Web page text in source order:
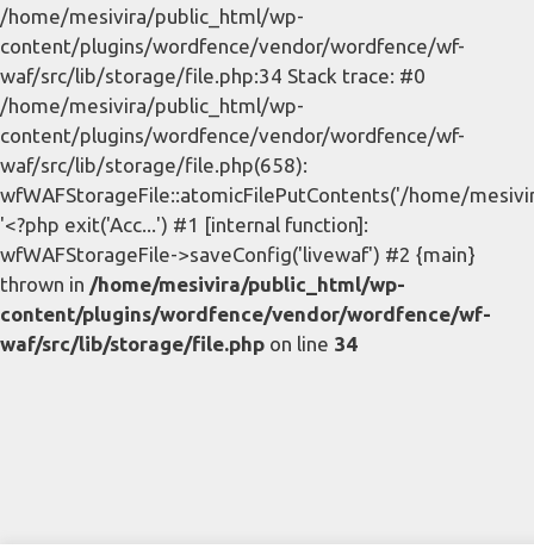
/home/mesivira/public_html/wp-
content/plugins/wordfence/vendor/wordfence/wf-
waf/src/lib/storage/file.php:34 Stack trace: #0
/home/mesivira/public_html/wp-
content/plugins/wordfence/vendor/wordfence/wf-
waf/src/lib/storage/file.php(658):
wfWAFStorageFile::atomicFilePutContents('/home/
'<?php exit('Acc...') #1 [internal function]:
wfWAFStorageFile->saveConfig('livewaf') #2 {main}
thrown in /home/mesivira/public_html/wp-
content/plugins/wordfence/vendor/wordfence/wf-
waf/src/lib/storage/file.php on line 34